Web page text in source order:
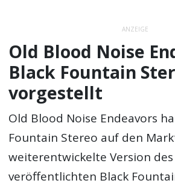
ANZEIGE
Old Blood Noise
Black Fountain
vorgestellt
Old Blood Noise Endeavors
Fountain Stereo auf den
weiterentwickelte Version
veröffentlichten Black